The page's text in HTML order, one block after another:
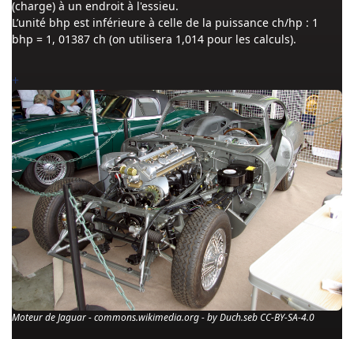
(charge) à un endroit à l'essieu.
L’unité bhp est inférieure à celle de la puissance ch/hp : 1
bhp = 1, 01387 ch (on utilisera 1,014 pour les calculs).
+
Moteur de Jaguar - commons.wikimedia.org - by Duch.seb CC-BY-SA-4.0